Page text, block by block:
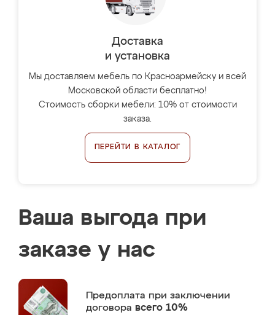
Доставка
и установка
Мы доставляем мебель по Красноармейску и всей
Московской области бесплатно!
Стоимость сборки мебели: 10% от стоимости
заказа.
ПЕРЕЙТИ В КАТАЛОГ
Ваша выгода при
заказе у нас
Предоплата при заключении
договора всего 10%